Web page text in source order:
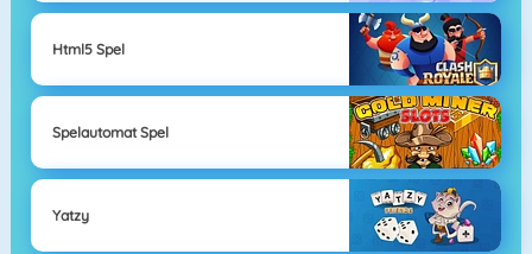
Html5 Spel
Spelautomat Spel
Yatzy